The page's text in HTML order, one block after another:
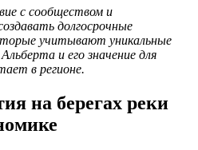
с сообществом и
долгосрочные
учитывают уникальные
и его значение для
в регионе.
на берегах реки